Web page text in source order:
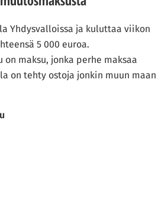
Yhdysvalloissa ja kuluttaa viikon
5 000 euroa.
on maksu, jonka perhe maksaa
on tehty ostoja jonkin muun maan